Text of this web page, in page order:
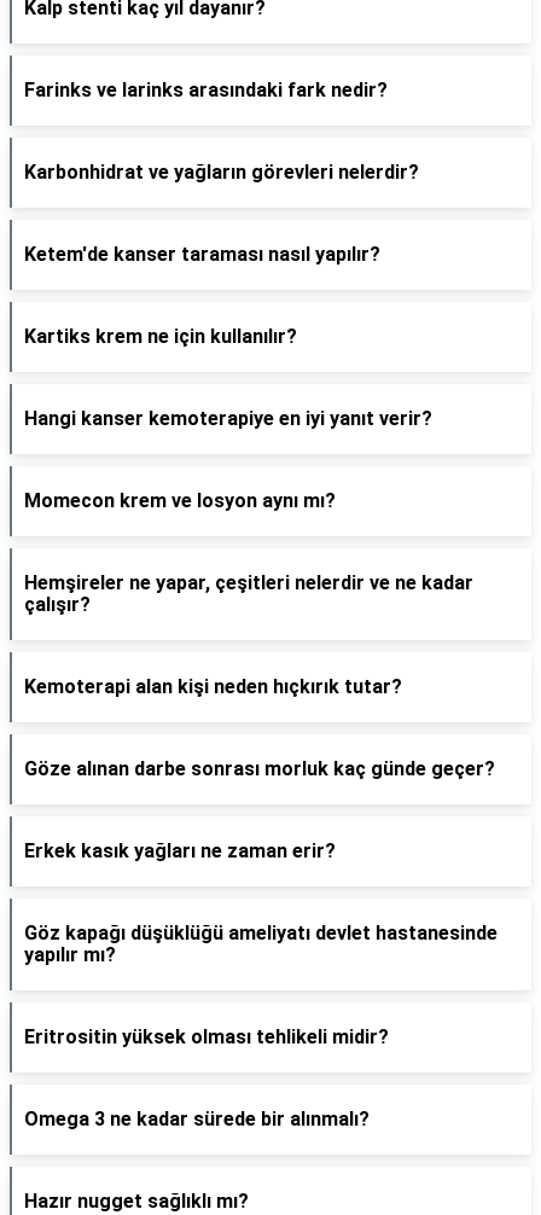
Kalp stenti kaç yıl dayanır?
Farinks ve larinks arasındaki fark nedir?
Karbonhidrat ve yağların görevleri nelerdir?
Ketem'de kanser taraması nasıl yapılır?
Kartiks krem ne için kullanılır?
Hangi kanser kemoterapiye en iyi yanıt verir?
Momecon krem ve losyon aynı mı?
Hemşireler ne yapar, çeşitleri nelerdir ve ne kadar
çalışır?
Kemoterapi alan kişi neden hıçkırık tutar?
Göze alınan darbe sonrası morluk kaç günde geçer?
Erkek kasık yağları ne zaman erir?
Göz kapağı düşüklüğü ameliyatı devlet hastanesinde
yapılır mı?
Eritrositin yüksek olması tehlikeli midir?
Omega 3 ne kadar sürede bir alınmalı?
Hazır nugget sağlıklı mı?